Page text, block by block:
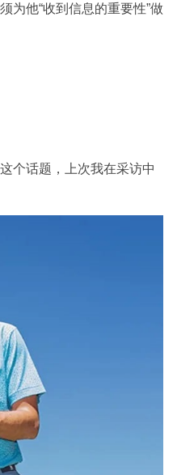
为他“收到信息的重要性”做
个话题，上次我在采访中